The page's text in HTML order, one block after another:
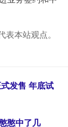
本站观点。
发售 年底试
憨中了几